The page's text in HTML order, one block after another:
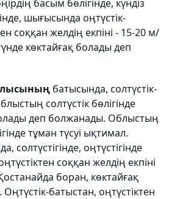
басым бөлігінде, күндіз
шығысында оңтүстік-
соққан желдің екпіні - 15-20 м/
көктайғақ болады деп
батысында, солтүстік-
солтүстік бөлігінде
деп болжанады. Облыстың
тұман түсуі ықтимал.
оңтүстігінде
соққан желдің екпіні
боран, көктайғақ
Оңтүстік-батыстан, оңтүстіктен